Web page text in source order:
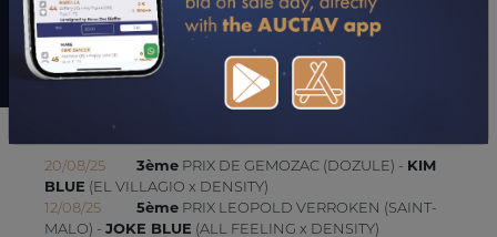
Julien Dubois
UPDATES (DEPUIS 01/07/2024)
20/08/25 3èmePRIX DE GEMOZAC (DOZULE) - KIM
BLUE (EL VILLAGIO x DENSITY)
12/08/25
5èmePRIX LEOPOLD VERROKEN (SAINT-
MALO) - JOKE BLUE (ALL FEELING x DENSITY)